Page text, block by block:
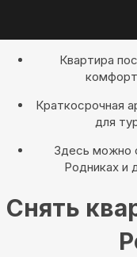
Квартира
Краткосрочная
для
Здесь можно
Родниках и
Снять